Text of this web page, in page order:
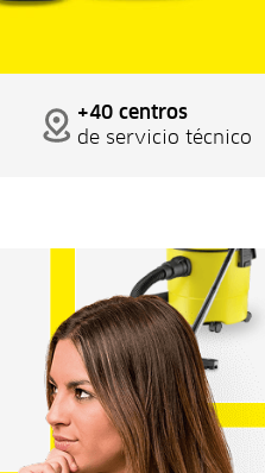
+40 centros
de servicio técnico